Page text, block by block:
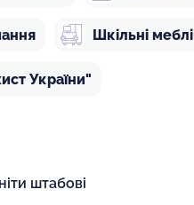
Шкільні меблі
України"
штабові